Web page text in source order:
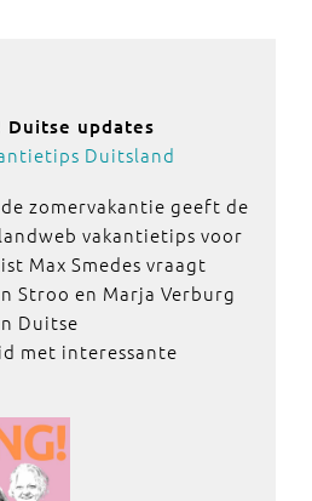
Duitse updates
Duitsland
zomervakantie geeft de
vakantietips voor
Max Smedes vraagt
Stroo en Marja Verburg
Duitse
met interessante